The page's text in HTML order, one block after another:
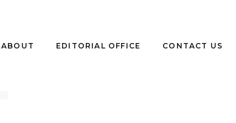
ABOUT EDITORIAL OFFICE CONTACT US